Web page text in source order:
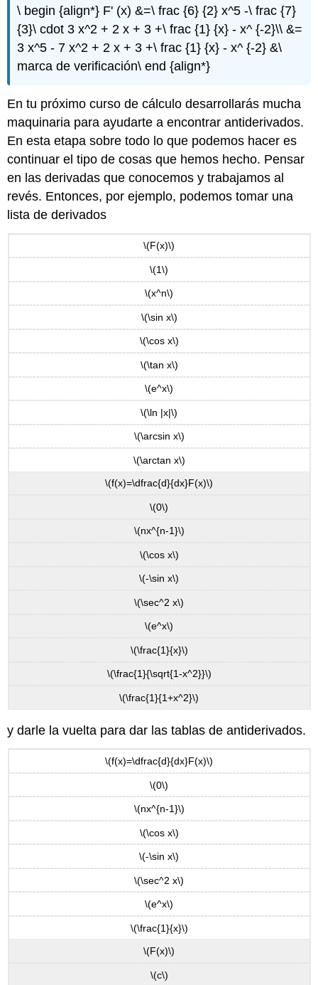
\ begin {align*} F' (x) &=\ frac {6} {2} x^5 -\ frac {7}
{3}\ cdot 3 x^2 + 2 x + 3 +\ frac {1} {x} - x^ {-2}\\ &=
3 x^5 - 7 x^2 + 2 x + 3 +\ frac {1} {x} - x^ {-2} &\
marca de verificación\ end {align*}
En tu próximo curso de cálculo desarrollarás mucha
maquinaria para ayudarte a encontrar antiderivados.
En esta etapa sobre todo lo que podemos hacer es
continuar el tipo de cosas que hemos hecho. Pensar
en las derivadas que conocemos y trabajamos al
revés. Entonces, por ejemplo, podemos tomar una
lista de derivados
\(F(x)\)
\(1\)
\(x^n\)
\(\sin x\)
\(\cos x\)
\(\tan x\)
\(e^x\)
\(\ln |x|\)
\(\arcsin x\)
\(\arctan x\)
\(f(x)=\dfrac{d}{dx}F(x)\)
\(0\)
\(nx^{n-1}\)
\(\cos x\)
\(-\sin x\)
\(\sec^2 x\)
\(e^x\)
\(\frac{1}{x}\)
\(\frac{1}{\sqrt{1-x^2}}\)
\(\frac{1}{1+x^2}\)
y darle la vuelta para dar las tablas de antiderivados.
\(f(x)=\dfrac{d}{dx}F(x)\)
\(0\)
\(nx^{n-1}\)
\(\cos x\)
\(-\sin x\)
\(\sec^2 x\)
\(e^x\)
\(\frac{1}{x}\)
\(F(x)\)
\(c\)